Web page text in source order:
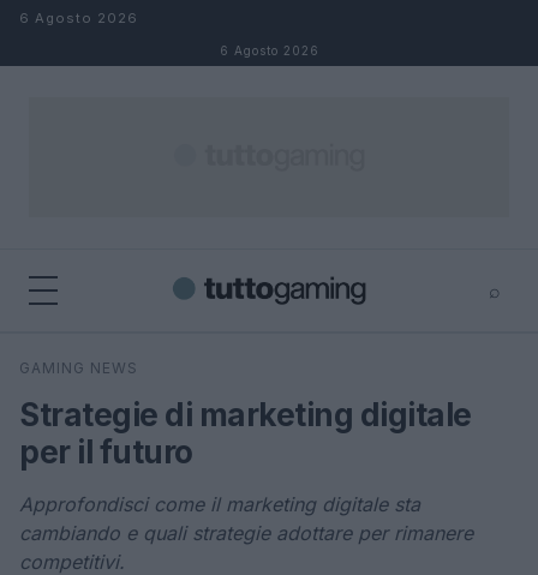
Salta al contenuto
6 Agosto 2026
6 Agosto 2026
⌕
Cerca
GAMING NEWS
Strategie di marketing digitale
per il futuro
Approfondisci come il marketing digitale sta
cambiando e quali strategie adottare per rimanere
competitivi.